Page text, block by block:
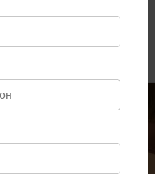
ДЛЯ СВОЕЙ